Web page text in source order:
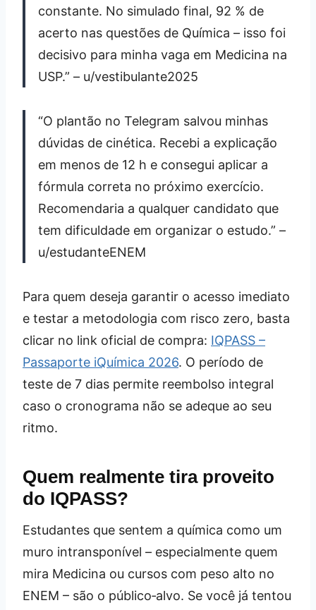
constante. No simulado final, 92 % de
acerto nas questões de Química – isso foi
decisivo para minha vaga em Medicina na
USP.” – u/vestibulante2025
“O plantão no Telegram salvou minhas
dúvidas de cinética. Recebi a explicação
em menos de 12 h e consegui aplicar a
fórmula correta no próximo exercício.
Recomendaria a qualquer candidato que
tem dificuldade em organizar o estudo.” –
u/estudanteENEM
Para quem deseja garantir o acesso imediato
e testar a metodologia com risco zero, basta
clicar no link oficial de compra: IQPASS –
Passaporte iQuímica 2026. O período de
teste de 7 dias permite reembolso integral
caso o cronograma não se adeque ao seu
ritmo.
Quem realmente tira proveito
do IQPASS?
Estudantes que sentem a química como um
muro intransponível – especialmente quem
mira Medicina ou cursos com peso alto no
ENEM – são o público‑alvo. Se você já tentou